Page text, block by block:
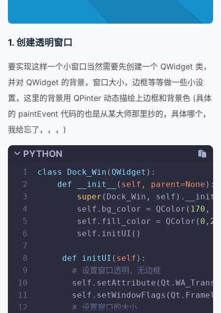
1. 创建透明窗口
要实现这样一个小窗口当然需要先创建一个 QWidget 类，
并对 QWidget 的背景，窗口大小，边框等等做一些小设
置，这里的背景用 QPinter 动态描绘上边框和背景色 (具体
的 paintEvent 代码的也是从某大师那里抄的，具体哪个，
我给忘了，，，)
PYTHON
1
2
3
4
5
6
7
8
9
10
11
12
class Dock_Win ( QWidget ):
def
__init__ ( self, parent=None ):
super (Dock_Win,
        self.bg_color = QColor(
170 ,
        self.fill_color = QColor(
0 ,
        self.initUI()
def initUI ( self ):
# 设置窗口透明，无边框
# 设置窗口的大小